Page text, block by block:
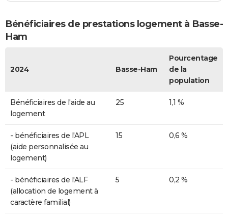
Bénéficiaires de prestations logement à Basse-
Ham
2024 Basse-Ham
Pourcentage
de la
population
Bénéficiaires de l'aide au
logement
25 1,1 %
- bénéficiaires de l'APL
(aide personnalisée au
logement)
15 0,6 %
- bénéficiaires de l'ALF
(allocation de logement à
caractère familial)
5 0,2 %